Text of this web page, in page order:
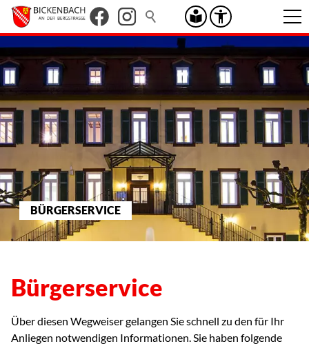
BÜRGERSERVICE
Bürgerservice
Über diesen Wegweiser gelangen Sie schnell zu den für Ihr
Anliegen notwendigen Informationen. Sie haben folgende